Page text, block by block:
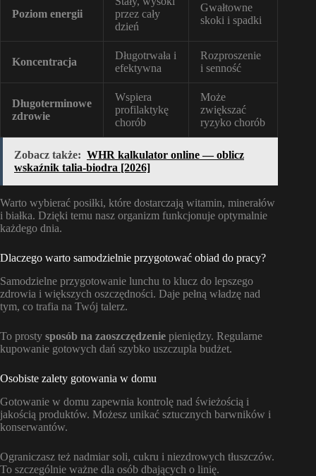
Poziom energii
przez cały
dzień
Gwałtowne
skoki i spadki
Koncentracja
Długotrwała i
efektywna
Rozproszenie
i senność
Długoterminowe
zdrowie
Wspiera
profilaktykę
chorób
Może
zwiększać
ryzyko chorób
Zobacz także: WHR kalkulator online — oblicz
wskaźnik talia-biodra [2026]
Warto wybierać posiłki, które dostarczają witamin, minerałów
i białka. Dzięki temu nasz organizm funkcjonuje optymalnie
każdego dnia.
Dlaczego warto samodzielnie przygotować obiad do pracy?
Samodzielne przygotowanie lunchu to klucz do lepszego
zdrowia i większych oszczędności. Daje pełną władzę nad
tym, co trafia na Twój talerz.
To prosty sposób na zaoszczędzenie pieniędzy. Regularne
kupowanie gotowych dań szybko uszczupla budżet.
Osobiste zalety gotowania w domu
Gotowanie w domu zapewnia kontrolę nad świeżością i
jakością produktów. Możesz unikać sztucznych barwników i
konserwantów.
Ograniczasz też nadmiar soli, cukru i niezdrowych tłuszczów.
To szczególnie ważne dla osób dbających o linię.